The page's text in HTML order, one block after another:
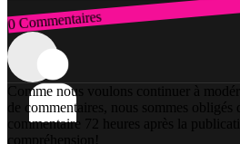
0 Commentaires
Connexion
Comme nous voulons continuer à
de commentaires, nous sommes
commentaire 72 heures après la
compréhension!